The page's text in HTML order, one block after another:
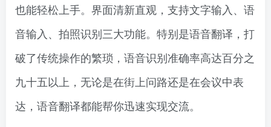
也能轻松上手。界面清新直观，支持文字输入、语
音输入、拍照识别三大功能。特别是语音翻译，打
破了传统操作的繁琐，语音识别准确率高达百分之
九十五以上，无论是在街上问路还是在会议中表
达，语音翻译都能帮你迅速实现交流。